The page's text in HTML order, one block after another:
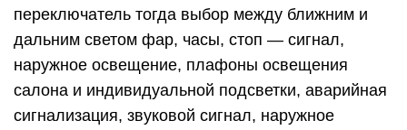
переключатель тогда выбор между ближним и
дальним светом фар, часы, стоп — сигнал,
наружное освещение, плафоны освещения
салона и индивидуальной подсветки, аварийная
сигнализация, звуковой сигнал, наружное